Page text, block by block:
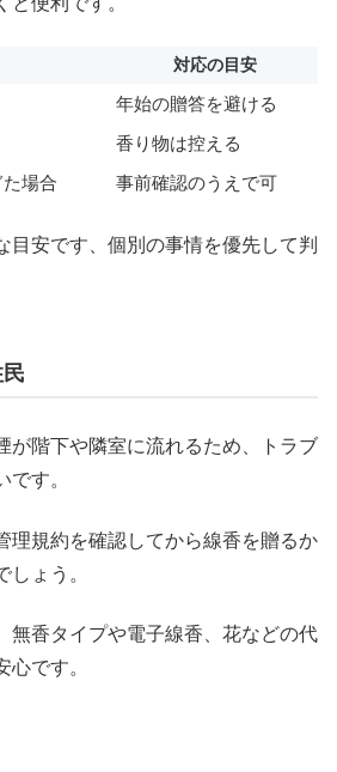
対応の目安
年始の贈答を避ける
香り物は控える
場合
事前確認のうえで可
目安です、個別の事情を優先して判
が階下や隣室に流れるため、トラブ
です。
理規約を確認してから線香を贈るか
しょう。
無香タイプや電子線香、花などの代
心です。